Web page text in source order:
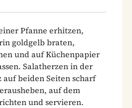
Pfanne erhitzen,
goldgelb braten,
und auf Küchenpapier
Salatherzen in der
auf beiden Seiten scharf
auf dem
und servieren.